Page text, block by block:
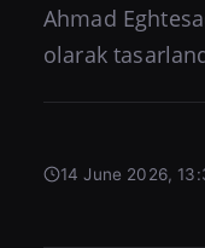
Ahmad
olarak
14 June 2026,